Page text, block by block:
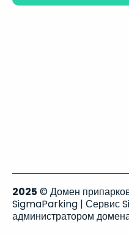
2025 © Домен
SigmaParking | Сервис
администратором